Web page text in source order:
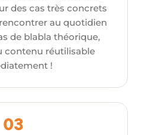
des cas très concrets
au quotidien
de blabla théorique,
contenu réutilisable
!
03